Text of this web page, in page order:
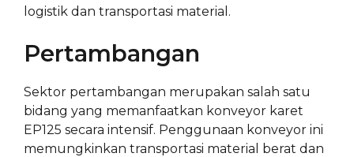
logistik dan transportasi material.
Pertambangan
Sektor pertambangan merupakan salah satu
bidang yang memanfaatkan konveyor karet
EP125 secara intensif. Penggunaan konveyor ini
memungkinkan transportasi material berat dan